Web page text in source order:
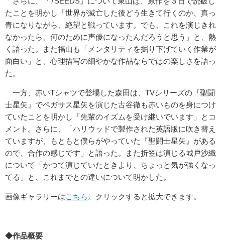
たことを明かし「世界が滅亡した後どう生きて行くのか、真っ
青になりながら、絶望と戦っています。でも、これを演じきれ
なかったら、何のために声優になったんだろうと思う」と、熱
く語った。また福山も「メンタリティを掘り下げていく作業が
面白い」と、心理描写の細やかな作品ならではの楽しさを語っ
た。
一方、赤いTシャツで登場した森田は、TVシリーズの『聖闘
士星矢』でペガサス星矢を演じた古谷徹も赤いものを身につけ
ていたことを明かし「先輩のイズムを受け継いでいます」とコ
メント。さらに、「ハリウッドで製作された英語版に吹き替え
ていますが、もともと僕らがやっていた『聖闘士星矢』がある
ので、合作の感じです」と語った。また折笠は演じる城戸沙織
について「かつて演じていたときより、ちょっと気が強くなっ
てる」と、これまでとの違いについて明かした。
画像ギャラリーはこちら 。クリックすると拡大できます。
◆作品概要